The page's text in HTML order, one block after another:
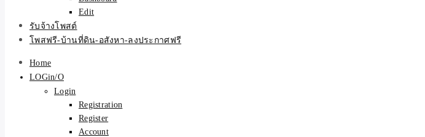
Edit
รับจ้างโพสต์
โพสฟรี-บ้านที่ดิน-อสังหา-ลงประกาศฟรี
Home
LOGin/O
Login
Registration
Register
Account